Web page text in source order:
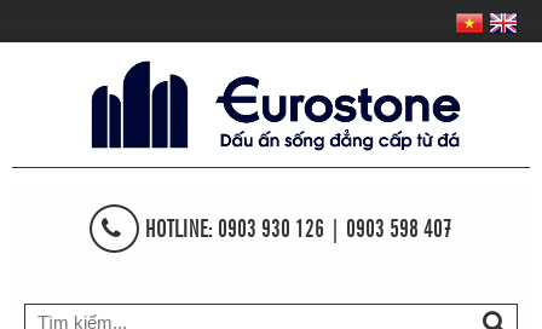
HOTLINE: 0903 930 126 | 0903 598 407